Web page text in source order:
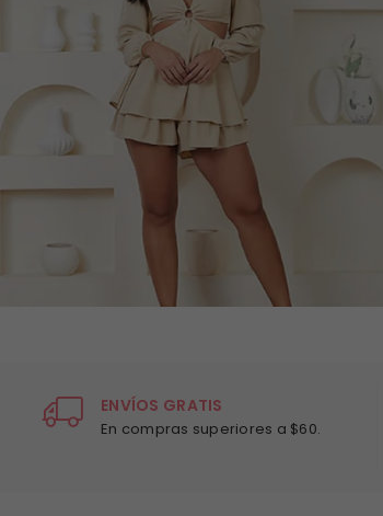
ENVÍOS GRATIS
En compras superiores a $60.